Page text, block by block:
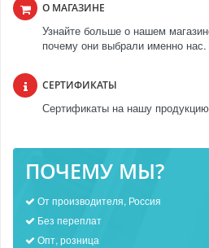
О МАГАЗИНЕ
Узнайте больше о нашем
почему они выбрали именно
СЕРТИФИКАТЫ
Сертификаты на нашу
ПОЧЕМУ МЫ?
От производителя, Россия
Без переплат
Опт, розница